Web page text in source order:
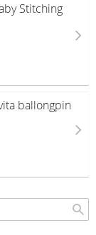
Stitching
ballongpin